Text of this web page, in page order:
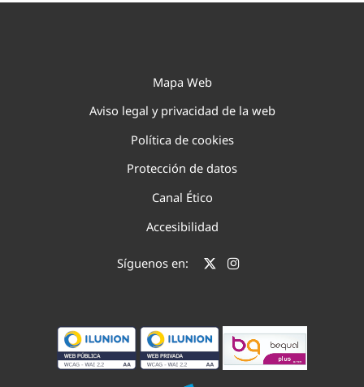
Mapa Web
Aviso legal y privacidad de la web
Política de cookies
Protección de datos
Canal Ético
Accesibilidad
Síguenos en: